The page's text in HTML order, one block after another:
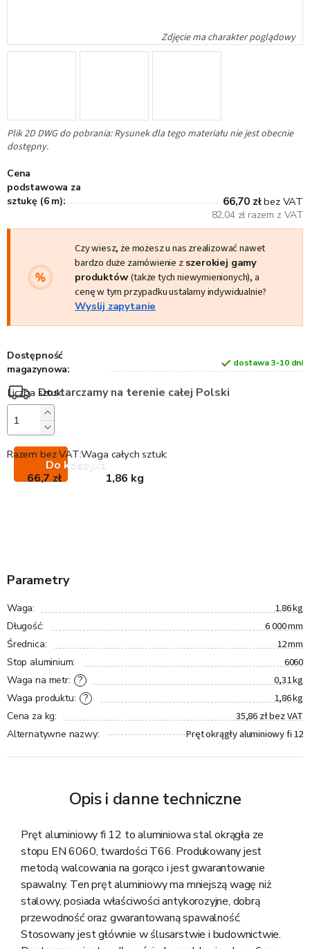
Plik 2D DWG do pobrania: Rysunek dla tego materiału nie jest obecnie
dostępny.
Cena
podstawowa za
sztukę (6 m):
66,70 złbez VAT
82,04 zł razem z VAT
Czy wiesz, że możesz u nas zrealizować nawet
bardzo duże zamówienie z szerokiej gamy
produktów(także tych niewymienionych), a
cenę w tym przypadku ustalamy indywidualnie?
Wyslij zapytanie
Dostępność
magazynowa:
dostawa 3-10 dni
Dostarczamy na terenie całej Polski
Do koszyka
Waga całych sztuk:
1,86 kg
Razem bez VAT:
66,7 zł
Parametry
Waga: 1.86 kg
Długość: 6 000 mm
Średnica: 12 mm
Stop aluminium: 6060
?
Waga na metr: 0,31 kg
?
Waga produktu: 1,86 kg
Cena za kg: 35,86 zł bez VAT
Alternatywne nazwy: Pręt okrągły aluminiowy fi 12
Opis i danne techniczne
Pręt aluminiowy fi 12 to aluminiowa stal okrągła ze
stopu EN 6060, twardości T66. Produkowany jest
metodą walcowania na gorąco i jest gwarantowanie
spawalny. Ten pręt aluminiowy ma mniejszą wagę niż
stalowy, posiada właściwości antykorozyjne, dobrą
przewodność oraz gwarantowaną spawalność.
Stosowany jest głównie w ślusarstwie i budownictwie.